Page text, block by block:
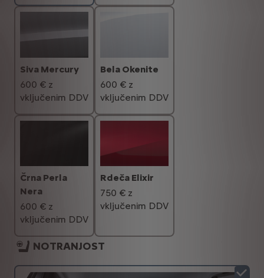
Siva Mercury
600 € z
vključenim DDV
Bela Okenite
600 € z
vključenim DDV
Črna Perla
Nera
600 € z
vključenim DDV
Rdeča Elixir
750 € z
vključenim DDV
NOTRANJOST